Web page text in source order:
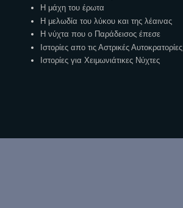
Η μάχη του έρωτα
Η μελωδία του λύκου και της λέαινας
Η νύχτα που ο Παράδεισος έπεσε
Ιστορίες απο τις Αστρικές Αυτοκρατορίες
Ιστορίες για Χειμωνιάτικες Νύχτες